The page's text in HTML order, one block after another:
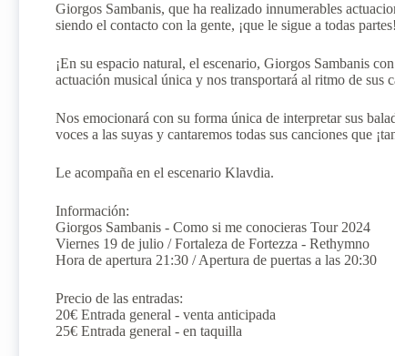
Giorgos Sambanis, que ha realizado innumerables
siendo el contacto con la gente, ¡que le sigue a todas partes!
¡En su espacio natural, el escenario, Giorgos Sambanis
actuación musical única y nos transportará al ritmo de sus
Nos emocionará con su forma única de interpretar sus
voces a las suyas y cantaremos todas sus canciones que
Le acompaña en el escenario Klavdia.
Información:
Giorgos Sambanis - Como si me conocieras Tour 2024
Viernes 19 de julio / Fortaleza de Fortezza - Rethymno
Hora de apertura 21:30 / Apertura de puertas a las 20:30
Precio de las entradas:
20€ Entrada general - venta anticipada
25€ Entrada general - en taquilla